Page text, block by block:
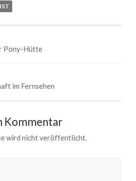
Pony-Hütte
im Fernsehen
Kommentar
wird nicht veröffentlicht.